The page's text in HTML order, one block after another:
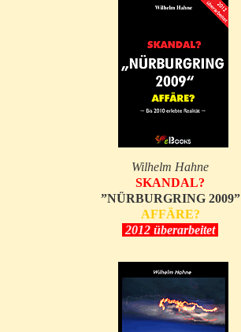
Wilhelm Hahne
SKANDAL?
”NÜRBURGRING 2009”
AFFÄRE?
2012 überarbeitet